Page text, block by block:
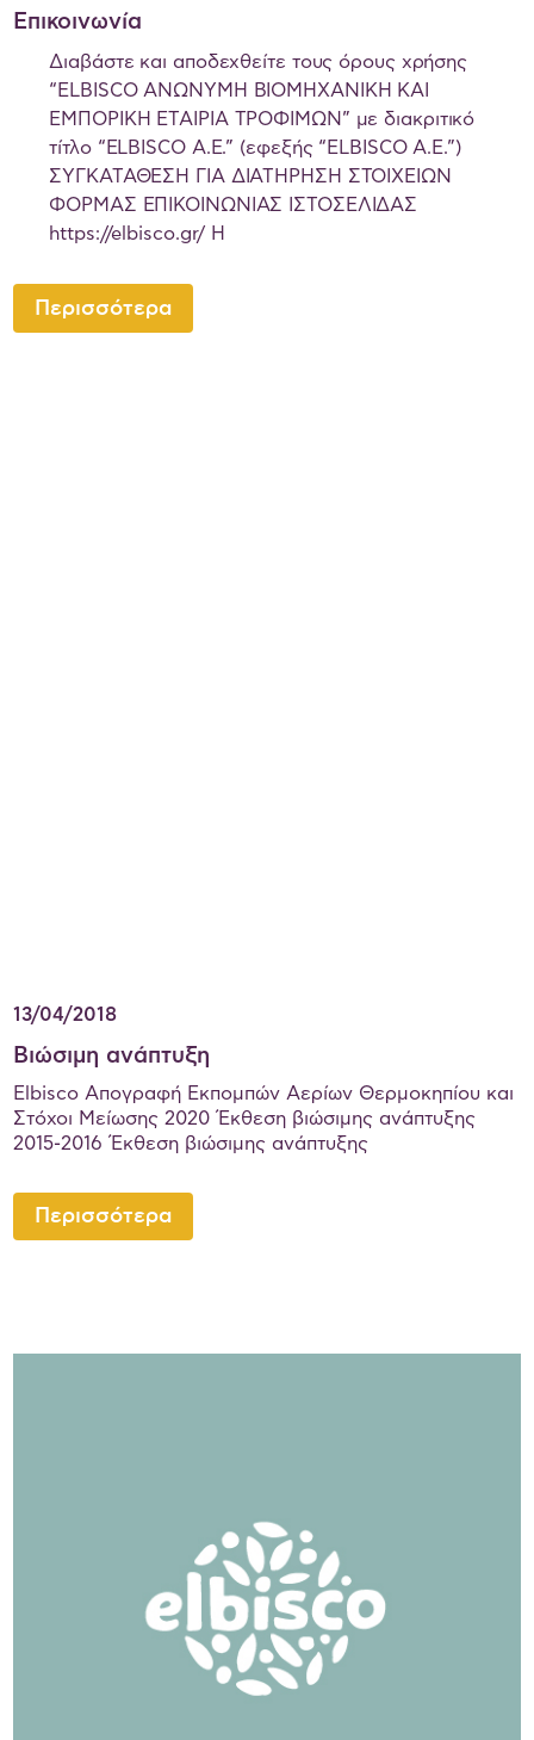
Επικοινωνία
Διαβάστε και αποδεχθείτε τους όρους χρήσης
“ELBISCO ΑΝΩΝΥΜΗ ΒΙΟΜΗΧΑΝΙΚΗ ΚΑΙ
ΕΜΠΟΡΙΚΗ ΕΤΑΙΡΙΑ ΤΡΟΦΙΜΩΝ” με διακριτικό
τίτλο “ELBISCO Α.Ε.” (εφεξής “ELBISCO Α.Ε.”)
ΣΥΓΚΑΤΑΘΕΣΗ ΓΙΑ ΔΙΑΤΗΡΗΣΗ ΣΤΟΙΧΕΙΩΝ
ΦΟΡΜΑΣ ΕΠΙΚΟΙΝΩΝΙΑΣ ΙΣΤΟΣΕΛΙΔΑΣ
https://elbisco.gr/ Η
Περισσότερα
13/04/2018
Βιώσιμη ανάπτυξη
Elbisco Απογραφή Εκπομπών Αερίων Θερμοκηπίου και
Στόχοι Μείωσης 2020 Έκθεση βιώσιμης ανάπτυξης
2015-2016 Έκθεση βιώσιμης ανάπτυξης
Περισσότερα